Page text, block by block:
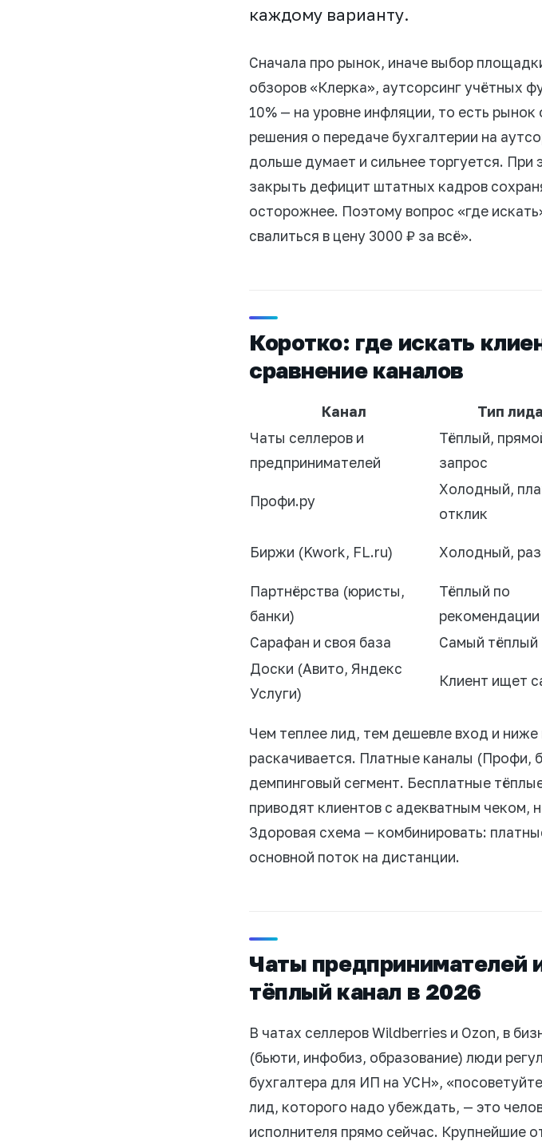
каждому варианту.
Сначала про рынок, иначе выбор
обзоров «Клерка», аутсорсинг учётных
10% — на уровне инфляции, то есть
решения о передаче бухгалтерии на
дольше думает и сильнее торгуется. При
закрыть дефицит штатных кадров
осторожнее. Поэтому вопрос «где
свалиться в цену 3000 ₽ за всё».
Коротко: где искать
сравнение каналов
Канал Тип лида
Чаты селлеров и
предпринимателей
Тёплый,
запрос
Профи.ру
Холодный,
отклик
Биржи (Kwork, FL.ru) Холодный,
Партнёрства (юристы,
банки)
Тёплый по
рекомендации
Сарафан и своя база Самый тёплый
Доски (Авито, Яндекс
Услуги)
Клиент ищет
Чем теплее лид, тем дешевле вход и
раскачивается. Платные каналы (Профи,
демпинговый сегмент. Бесплатные
приводят клиентов с адекватным чеком,
Здоровая схема — комбинировать:
основной поток на дистанции.
Чаты предпринимателей
тёплый канал в 2026
В чатах селлеров Wildberries и Ozon, в
(бьюти, инфобиз, образование) люди
бухгалтера для ИП на УСН»,
лид, которого надо убеждать, — это
исполнителя прямо сейчас. Крупнейшие